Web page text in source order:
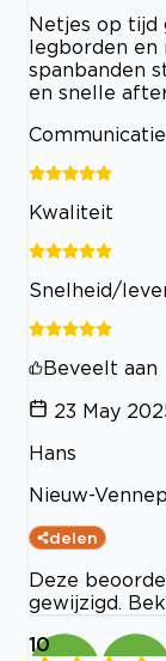
Netjes op tijd
legborden en
spanbanden
en snelle
Communicatie
Kwaliteit
Snelheid/
Beveelt aan
23 May
Hans
Nieuw-Vennep
delen
Deze
gewijzigd.
10